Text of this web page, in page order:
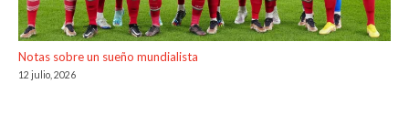
Notas sobre un sueño mundialista
12 julio, 2026